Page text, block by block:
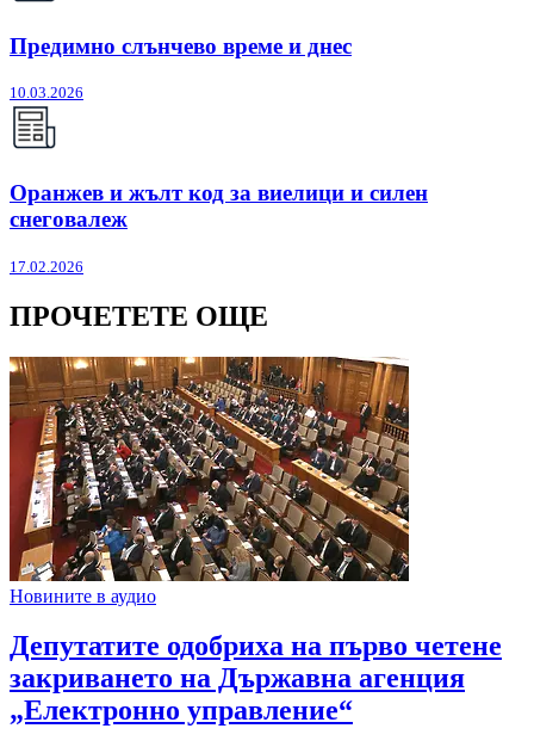
Предимно слънчево време и днес
10.03.2026
Оранжев и жълт код за виелици и силен
снеговалеж
17.02.2026
ПРОЧЕТЕТЕ ОЩЕ
Новините в аудио
Депутатите одобриха на първо четене
закриването на Държавна агенция
„Електронно управление“